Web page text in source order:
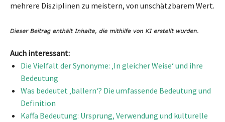
mehrere Disziplinen zu meistern, von unschätzbarem Wert.
Auch interessant:
Die Vielfalt der Synonyme: ‚In gleicher Weise‘ und ihre
Bedeutung
Was bedeutet ‚ballern‘? Die umfassende Bedeutung und
Definition
Kaffa Bedeutung: Ursprung, Verwendung und kulturelle